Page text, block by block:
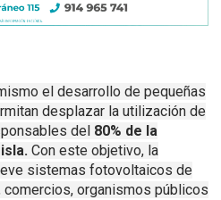
el desarrollo de pequeñas
desplazar la utilización de
del 80% de la
Con este objetivo, la
sistemas fotovoltaicos de
comercios, organismos públicos